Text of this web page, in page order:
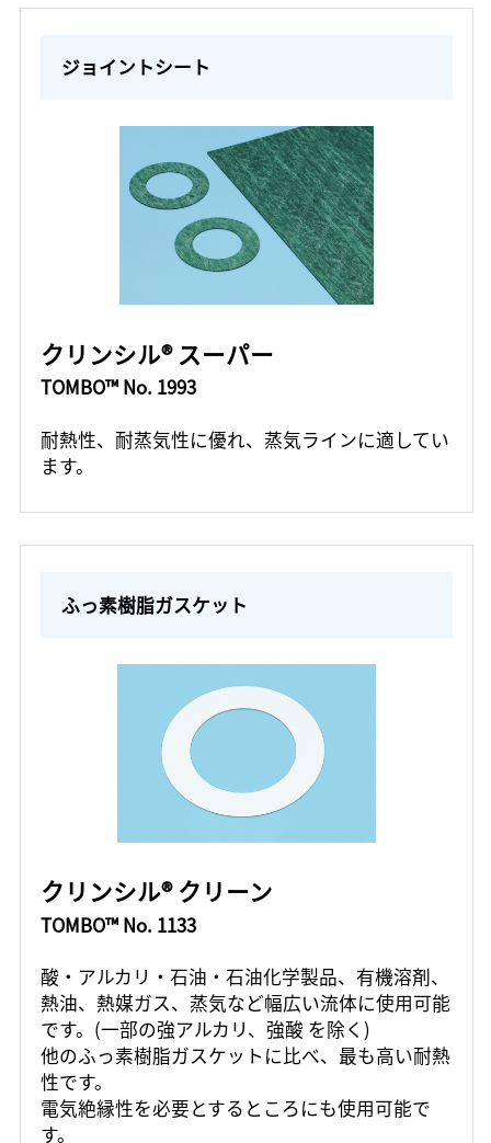
ジョイントシート
クリンシル® スーパー
TOMBO™ No. 1993
耐熱性、耐蒸気性に優れ、蒸気ラインに適してい
ます。
ふっ素樹脂ガスケット
クリンシル® クリーン
TOMBO™ No. 1133
酸・アルカリ・石油・石油化学製品、有機溶剤、
熱油、熱媒ガス、蒸気など幅広い流体に使用可能
です。(一部の強アルカリ、強酸 を除く)
他のふっ素樹脂ガスケットに比べ、最も高い耐熱
性です。
電気絶縁性を必要とするところにも使用可能で
す。